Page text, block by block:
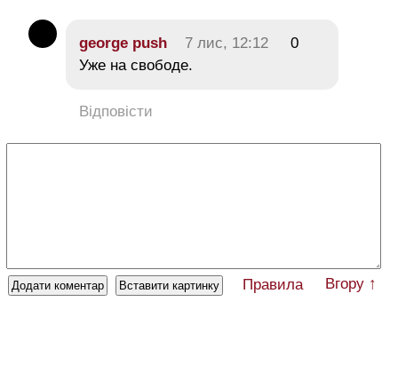
george push 7 лис, 12:12
0
Уже на свободе.
Відповісти
Правила Вгору ↑